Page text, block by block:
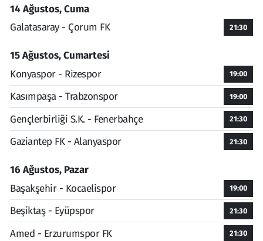
14 Ağustos, Cuma
Galatasaray - Çorum FK
21:30
15 Ağustos, Cumartesi
Konyaspor - Rizespor
19:00
Kasımpaşa - Trabzonspor 19:00
Gençlerbirliği S.K. - Fenerbahçe 21:30
Gaziantep FK - Alanyaspor 21:30
16 Ağustos, Pazar
Başakşehir - Kocaelispor
19:00
Beşiktaş - Eyüpspor 21:30
Amed - Erzurumspor FK 21:30